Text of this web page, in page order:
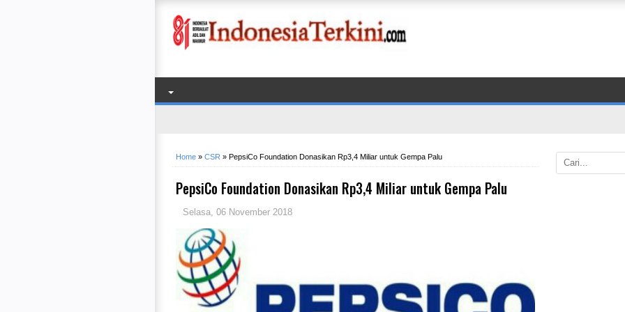
Home » CSR » PepsiCo Foundation Donasikan Rp3,4 Miliar untuk Gempa Palu
PepsiCo Foundation Donasikan Rp3,4 Miliar untuk Gempa Palu
Selasa, 06 November 2018